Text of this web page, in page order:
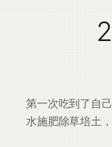
第一次吃到了自
水施肥除草培土